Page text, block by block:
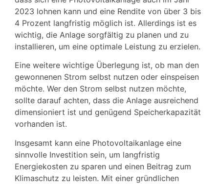
2023 lohnen kann und eine Rendite von über 3 bis
4 Prozent langfristig möglich ist. Allerdings ist es
wichtig, die Anlage sorgfältig zu planen und zu
installieren, um eine optimale Leistung zu erzielen.
Eine weitere wichtige Überlegung ist, ob man den
gewonnenen Strom selbst nutzen oder einspeisen
möchte. Wer den Strom selbst nutzen möchte,
sollte darauf achten, dass die Anlage ausreichend
dimensioniert ist und genügend Speicherkapazität
vorhanden ist.
Insgesamt kann eine Photovoltaikanlage eine
sinnvolle Investition sein, um langfristig
Energiekosten zu sparen und einen Beitrag zum
Klimaschutz zu leisten. Mit einer gründlichen